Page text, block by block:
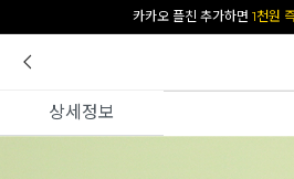
[공식몰 단독] 앱 다운받고2%
상세정보